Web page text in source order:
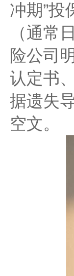
冲期”投
（通
险公司
认定书
据遗失
空文。